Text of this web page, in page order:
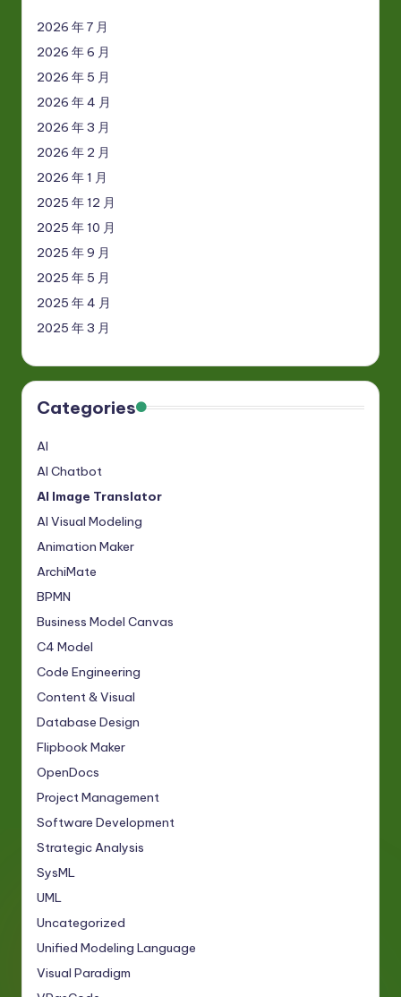
2026 年 7 月
2026 年 6 月
2026 年 5 月
2026 年 4 月
2026 年 3 月
2026 年 2 月
2026 年 1 月
2025 年 12 月
2025 年 10 月
2025 年 9 月
2025 年 5 月
2025 年 4 月
2025 年 3 月
Categories
AI
AI Chatbot
AI Image Translator
AI Visual Modeling
Animation Maker
ArchiMate
BPMN
Business Model Canvas
C4 Model
Code Engineering
Content & Visual
Database Design
Flipbook Maker
OpenDocs
Project Management
Software Development
Strategic Analysis
SysML
UML
Uncategorized
Unified Modeling Language
Visual Paradigm